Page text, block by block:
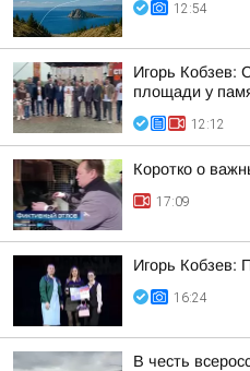
12:54
Игорь Кобзев:
площади у
12:12
Коротко о
17:09
Игорь Кобзев:
16:24
В честь